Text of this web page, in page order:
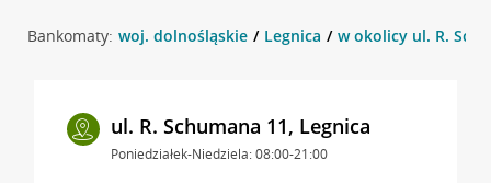
Bankomaty: woj. dolnośląskie Legnica w okolicy ul. R.
ul. R. Schumana 11, Legnica
Poniedziałek-Niedziela: 08:00-21:00